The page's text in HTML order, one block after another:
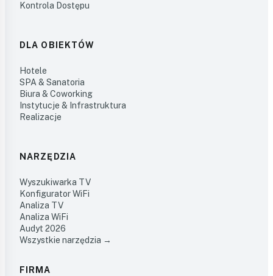
Kontrola Dostępu
DLA OBIEKTÓW
Hotele
SPA & Sanatoria
Biura & Coworking
Instytucje & Infrastruktura
Realizacje
NARZĘDZIA
Wyszukiwarka TV
Konfigurator WiFi
Analiza TV
Analiza WiFi
Audyt 2026
Wszystkie narzędzia →
FIRMA